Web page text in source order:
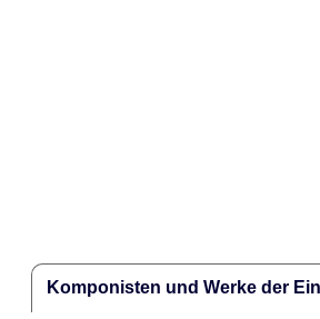
Komponisten und Werke der